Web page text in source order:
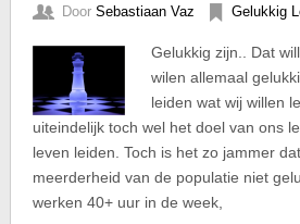
Door Sebastiaan Vaz Gelukkig
Gelukkig zijn.. Dat
wilen allemaal
leiden wat wij willen
uiteindelijk toch wel het doel van ons
leven leiden. Toch is het zo jammer
meerderheid van de populatie niet
werken 40+ uur in de week,